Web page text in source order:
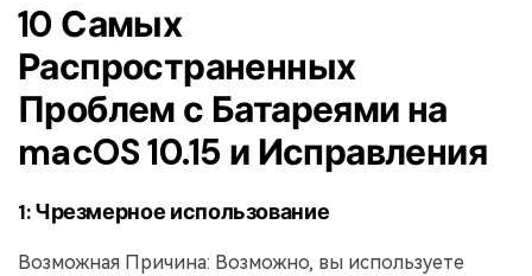
Издательство
Фрилансер
Все Функции PDF
10 Самых
Распространенных
Проблем с Батареями на
macOS 10.15 и Исправления
1: Чрезмерное использование
Возможная Причина: Возможно, вы используете